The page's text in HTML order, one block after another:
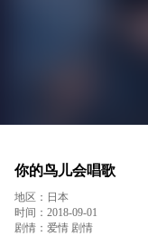
你的鸟儿会唱歌
地区：日本
时间：2018-09-01
剧情：爱情 剧情